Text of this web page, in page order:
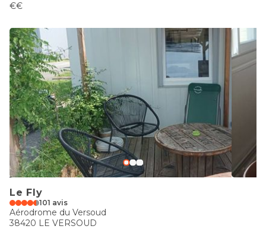
€€
Le Fly
101 avis
Aérodrome du Versoud
38420 LE VERSOUD